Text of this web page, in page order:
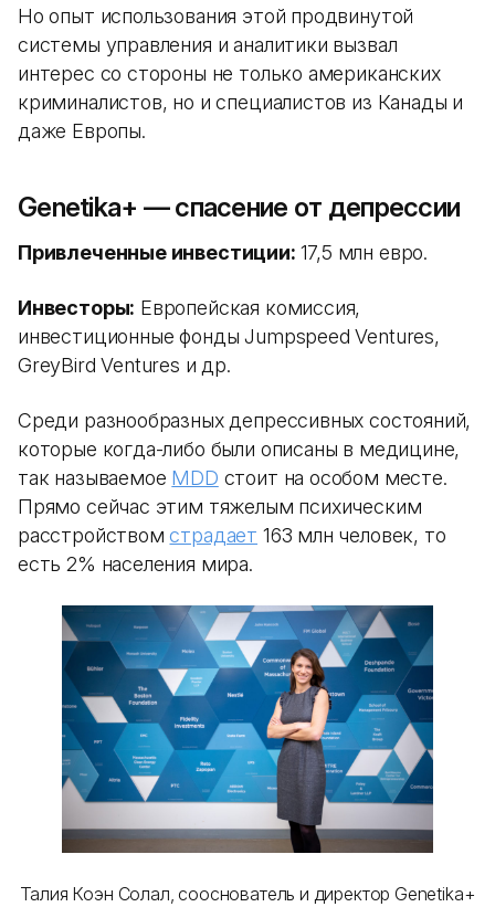
Но опыт использования этой продвинутой
системы управления и аналитики вызвал
интерес со стороны не только американских
криминалистов, но и специалистов из Канады и
даже Европы.
Genetika+ — спасение от депрессии
Привлеченные инвестиции: 17,5 млн евро.
Инвесторы: Европейская комиссия,
инвестиционные фонды Jumpspeed Ventures,
GreyBird Ventures и др.
Среди разнообразных депрессивных состояний,
которые когда-либо были описаны в медицине,
так называемое MDD стоит на особом месте.
Прямо сейчас этим тяжелым психическим
расстройствомстрадает 163 млн человек, то
есть 2% населения мира.
Талия Коэн Солал, сооснователь и директор Genetika+